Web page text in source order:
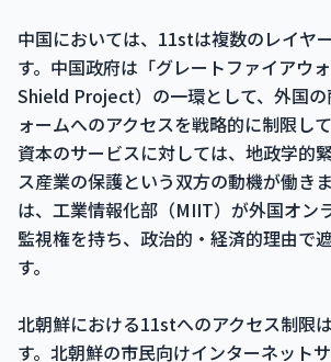
中国においては、11stは複数のレイヤ
す。中国政府は「グレートファイアウ
Shield Project）の一環として、外国の
ォームへのアクセスを戦略的に制限し
資本のサービスに対しては、地政学的
ス産業の保護という双方の動機が働き
は、工業情報化部（MIIT）が外国オン
監視権を持ち、政治的・経済的理由で
す。
北朝鮮における11stへのアクセス制限
す。北朝鮮の市民向けインターネット